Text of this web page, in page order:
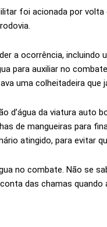
foi acionada por
a ocorrência, incluindo
para auxiliar no
uma colheitadeira que
d’água da viatura auto
de mangueiras para
atingido, para evitar
no combate. Não se
das chamas quando